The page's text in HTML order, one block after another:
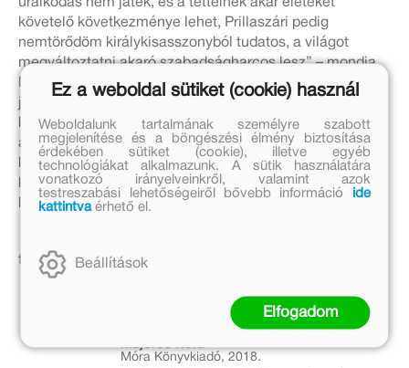
uralkodás nem játék, és a tetteinek akár életeket
követelő következménye lehet, Prillaszári pedig
nemtörődöm királykisasszonyból tudatos, a világot
megváltoztatni akaró szabadságharcos lesz” – mondja
Majoros Nóra, a kitaszított prémest, Mógot pedig így
jellemzi: „A prémesek is fontosnak tartják a
külsőségeket, és éppúgy része az életüknek a céltalan
agresszió, mint az uralkodó osztálynak. Móg ez ellen áll
ki, és így találja magát a saját városán és a prémes
közösségen kívül. Az ő szemén keresztül egyszerre
látjuk a prémes társadalom jellemzőit és kritikáját.”
forrás:/konyves.blog.hu
Pityke és Prém
Majoros Nóra
Móra Könyvkiadó, 2018.
Ez a weboldal sütiket (cookie) használ
Weboldalunk tartalmának személyre szabott
megjelenítése és a böngészési élmény biztosítása
érdekében sütiket (cookie), illetve egyéb
technológiákat alkalmazunk. A sütik használatára
vonatkozó irányelveinkről, valamint azok
testreszabási lehetőségeiről bővebb információ
ide
kattintvaérhető el.
Beállítások
Elfogadom